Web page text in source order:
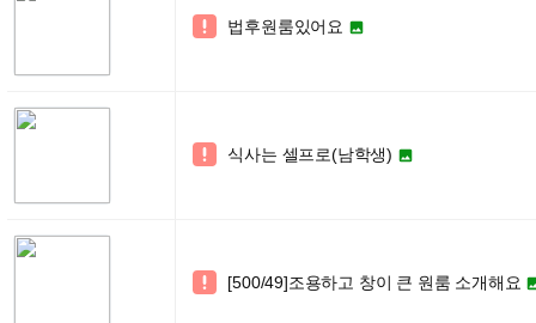
 법후원룸있어요 
 식사는 셀프로(남학생) 
 [500/49]조용하고 창이 큰 원룸 소개해요